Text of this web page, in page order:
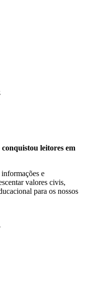
leitores em
e
valores civis,
para os nossos